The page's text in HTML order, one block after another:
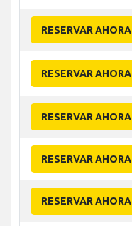
RESERVAR AHORA
RESERVAR AHORA
RESERVAR AHORA
RESERVAR AHORA
RESERVAR AHORA